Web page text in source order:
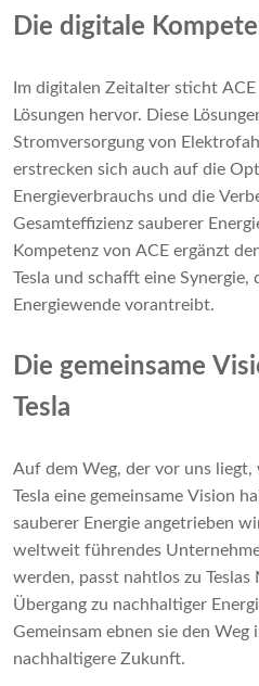
Die digitale
Im digitalen Zeitalter sticht
Lösungen hervor. Diese
Stromversorgung von
erstrecken sich auch auf die
Energieverbrauchs und die
Gesamteffizienz sauberer
Kompetenz von ACE ergänzt
Tesla und schafft eine Synergie,
Energiewende vorantreibt.
Die gemeinsame
Tesla
Auf dem Weg, der vor uns
Tesla eine gemeinsame Vision
sauberer Energie angetrieben
weltweit führendes
werden, passt nahtlos zu
Übergang zu nachhaltiger
Gemeinsam ebnen sie den Weg
nachhaltigere Zukunft.